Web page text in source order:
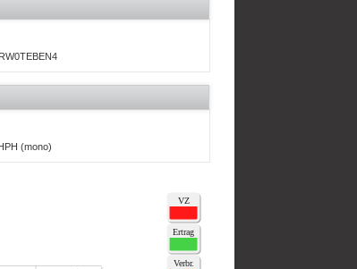
(mono)